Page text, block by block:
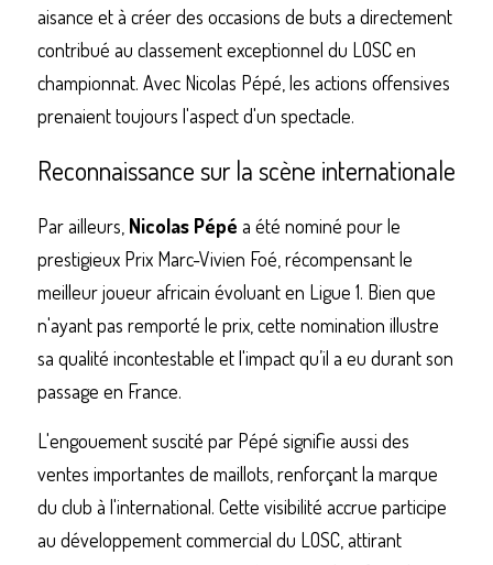
aisance et à créer des occasions de buts a directement
contribué au classement exceptionnel du LOSC en
championnat. Avec Nicolas Pépé, les actions offensives
prenaient toujours l'aspect d'un spectacle.
Reconnaissance sur la scène internationale
Par ailleurs, Nicolas Pépé a été nominé pour le
prestigieux Prix Marc-Vivien Foé, récompensant le
meilleur joueur africain évoluant en Ligue 1. Bien que
n'ayant pas remporté le prix, cette nomination illustre
sa qualité incontestable et l'impact qu’il a eu durant son
passage en France.
L'engouement suscité par Pépé signifie aussi des
ventes importantes de maillots, renforçant la marque
du club à l'international. Cette visibilité accrue participe
au développement commercial du LOSC, attirant